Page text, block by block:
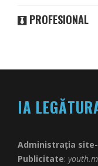
PROFESIONAL
IA
Administrația
Publicitate: